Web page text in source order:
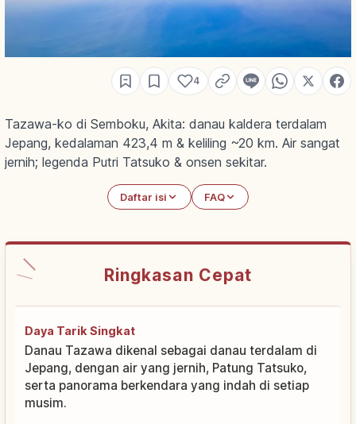
4
Tazawa-ko di Semboku, Akita: danau kaldera terdalam
Jepang, kedalaman 423,4 m & keliling ~20 km. Air sangat
jernih; legenda Putri Tatsuko & onsen sekitar.
Daftar isi FAQ
Ringkasan Cepat
Daya Tarik Singkat
Danau Tazawa dikenal sebagai danau terdalam di
Jepang, dengan air yang jernih, Patung Tatsuko,
serta panorama berkendara yang indah di setiap
musim.